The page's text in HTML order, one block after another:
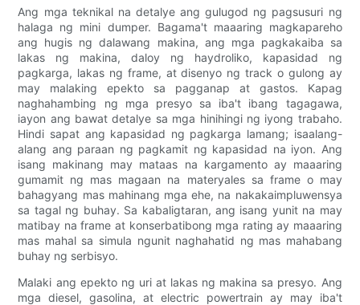
Ang mga teknikal na detalye ang gulugod ng pagsusuri ng
halaga ng mini dumper. Bagama't maaaring magkapareho
ang hugis ng dalawang makina, ang mga pagkakaiba sa
lakas ng makina, daloy ng haydroliko, kapasidad ng
pagkarga, lakas ng frame, at disenyo ng track o gulong ay
may malaking epekto sa pagganap at gastos. Kapag
naghahambing ng mga presyo sa iba't ibang tagagawa,
iayon ang bawat detalye sa mga hinihingi ng iyong trabaho.
Hindi sapat ang kapasidad ng pagkarga lamang; isaalang-
alang ang paraan ng pagkamit ng kapasidad na iyon. Ang
isang makinang may mataas na kargamento ay maaaring
gumamit ng mas magaan na materyales sa frame o may
bahagyang mas mahinang mga ehe, na nakakaimpluwensya
sa tagal ng buhay. Sa kabaligtaran, ang isang yunit na may
matibay na frame at konserbatibong mga rating ay maaaring
mas mahal sa simula ngunit naghahatid ng mas mahabang
buhay ng serbisyo.
Malaki ang epekto ng uri at lakas ng makina sa presyo. Ang
mga diesel, gasolina, at electric powertrain ay may iba't